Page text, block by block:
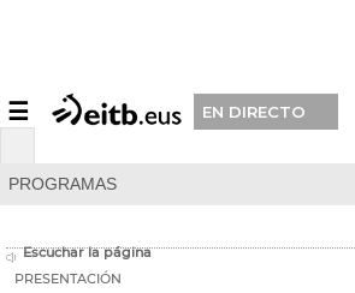
☰ EN DIRECTO
PROGRAMAS
Escuchar la página
PRESENTACIÓN